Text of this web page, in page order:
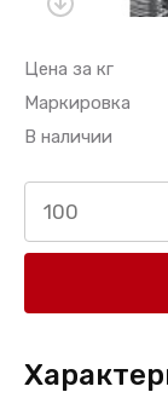
Цена за кг
Маркировка
В наличии